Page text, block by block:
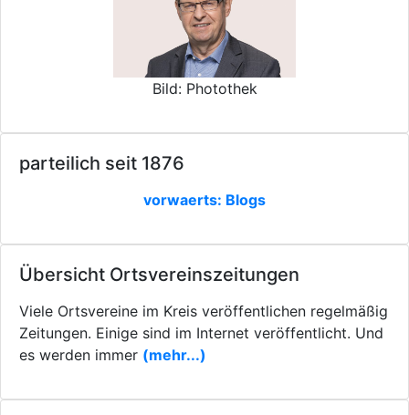
Bild: Photothek
parteilich seit 1876
vorwaerts: Blogs
Übersicht Ortsvereinszeitungen
Viele Ortsvereine im Kreis veröffentlichen regelmäßig
Zeitungen. Einige sind im Internet veröffentlicht. Und
es werden immer (mehr...)